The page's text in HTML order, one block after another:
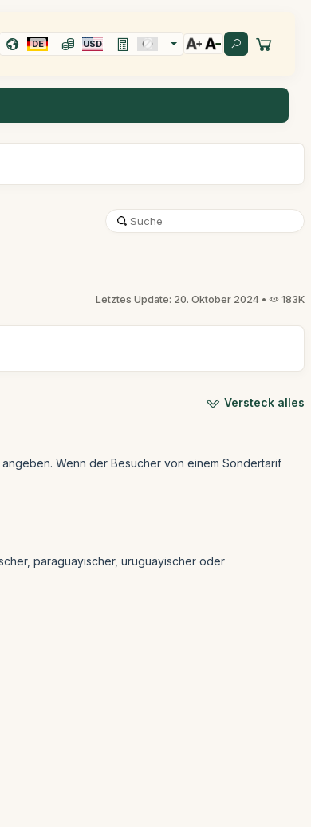
DE USD
Letztes Update: 20. Oktober 2024 • 183K
Versteck alles
Wenn der Besucher von einem Sondertarif
paraguayischer, uruguayischer oder